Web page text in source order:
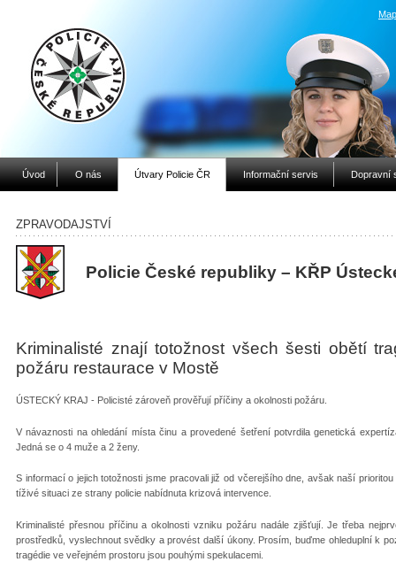
Úvod O nás Útvary Policie ČR Informační servis Dopravní
ZPRAVODAJSTVÍ
Policie České republiky – KŘP
Kriminalisté znají totožnost všech šesti obětí
požáru restaurace v Mostě
ÚSTECKÝ KRAJ - Policisté zároveň prověřují příčiny a okolnosti požáru.
V návaznosti na ohledání místa činu a provedené šetření potvrdila genetická
Jedná se o 4 muže a 2 ženy.
S informací o jejich totožnosti jsme pracovali již od včerejšího dne, avšak naší
tíživé situaci ze strany policie nabídnuta krizová intervence.
Kriminalisté přesnou příčinu a okolnosti vzniku požáru nadále zjišťují. Je třeba
prostředků, vyslechnout svědky a provést další úkony. Prosím, buďme ohleduplní k
tragédie ve veřejném prostoru jsou pouhými spekulacemi.